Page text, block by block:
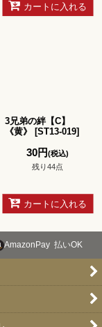
カートに入れる
3兄弟の絆【C】
《黄》
[ST13-019]
30円(税込)
残り44点
カートに入れる
AmazonPay 払いOK